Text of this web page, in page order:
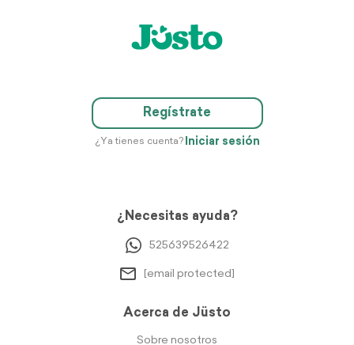
Regístrate
¿Ya tienes cuenta? Iniciar sesión
¿Necesitas ayuda?
525639526422
[email protected]
Acerca de Jüsto
Sobre nosotros